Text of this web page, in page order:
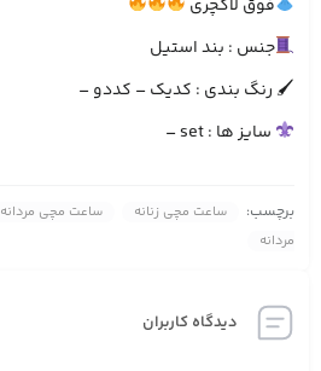
فوق لاکچری
جنس : بند استیل
🖌 رنگ بندی : کدیک – کددو –
سایز ها : set –
برچسب: ساعت مچی زنانه ساعت مچی مردانه
مردانه
دیدگاه کاربران